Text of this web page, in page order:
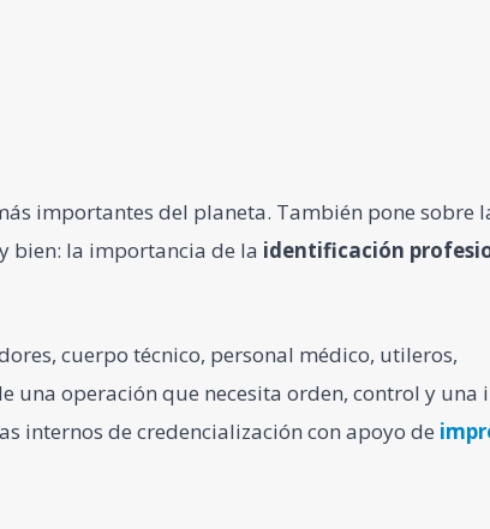
importantes del planeta. También pone sobre
bien: la importancia de la identificación
cuerpo técnico, personal médico, utileros,
operación que necesita orden, control y una
internos de credencialización con apoyo de